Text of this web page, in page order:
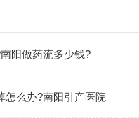
阳做药流多少钱?
怎么办?南阳引产医院